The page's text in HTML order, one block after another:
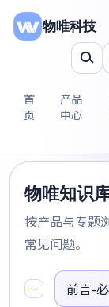
物唯科技
首
页
产品
中心
物唯知识
按产品与专题
常见问题。
− 前言-